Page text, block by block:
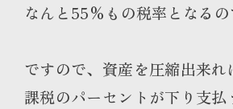
なんと55%もの税率となるの
ですので、資産を圧縮出来れ
課税のパーセントが下り支払